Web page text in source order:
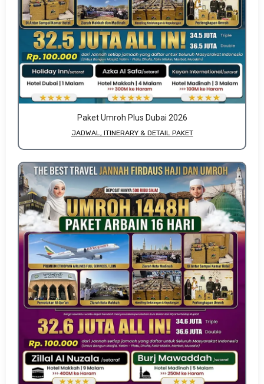
Paket Umroh Plus Dubai 2026
JADWAL, ITINERARY & DETAIL PAKET